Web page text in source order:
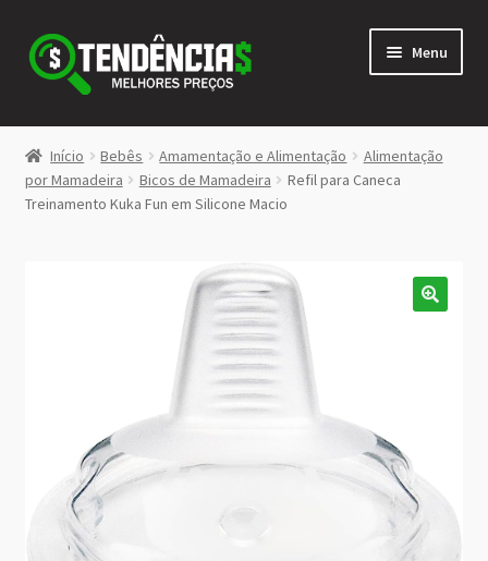
Pular
para
navegação
Pular
para
conteúdo
Menu
LOJA
<>
Início Bebês Amamentação e Alimentação
Alimentação
por Mamadeira
Bicos de Mamadeira
Refil para Caneca
Treinamento Kuka Fun em Silicone Macio